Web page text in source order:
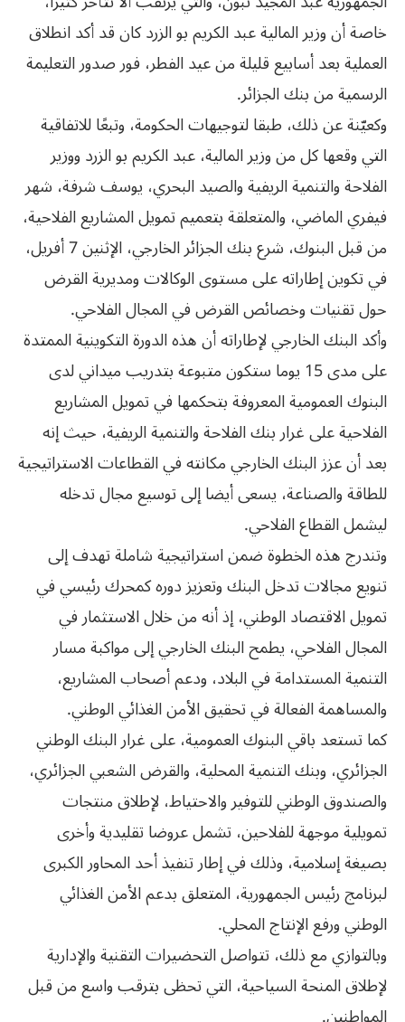
خاصة أن وزير المالية عبد الكريم بو الزرد كان قد أكد انطلاق
العملية بعد أسابيع قليلة من عيد الفطر، فور صدور التعليمة
الرسمية من بنك الجزائر.
وكعيّنة عن ذلك، طبقا لتوجيهات الحكومة، وتبعًا للاتفاقية
التي وقعها كل من وزير المالية، عبد الكريم بو الزرد ووزير
الفلاحة والتنمية الريفية والصيد البحري، يوسف شرفة، شهر
فيفري الماضي، والمتعلقة بتعميم تمويل المشاريع الفلاحية،
من قبل البنوك، شرع بنك الجزائر الخارجي، الإثنين 7 أفريل،
في تكوين إطاراته على مستوى الوكالات ومديرية القرض
حول تقنيات وخصائص القرض في المجال الفلاحي.
وأكد البنك الخارجي لإطاراته أن هذه الدورة التكوينية الممتدة
على مدى 15 يوما ستكون متبوعة بتدريب ميداني لدى
البنوك العمومية المعروفة بتحكمها في تمويل المشاريع
الفلاحية على غرار بنك الفلاحة والتنمية الريفية، حيث إنه
بعد أن عزز البنك الخارجي مكانته في القطاعات الاستراتيجية
للطاقة والصناعة، يسعى أيضا إلى توسيع مجال تدخله
ليشمل القطاع الفلاحي.
وتندرج هذه الخطوة ضمن استراتيجية شاملة تهدف إلى
تنويع مجالات تدخل البنك وتعزيز دوره كمحرك رئيسي في
تمويل الاقتصاد الوطني، إذ أنه من خلال الاستثمار في
المجال الفلاحي، يطمح البنك الخارجي إلى مواكبة مسار
التنمية المستدامة في البلاد، ودعم أصحاب المشاريع،
والمساهمة الفعالة في تحقيق الأمن الغذائي الوطني.
كما تستعد باقي البنوك العمومية، على غرار البنك الوطني
الجزائري، وبنك التنمية المحلية، والقرض الشعبي الجزائري،
والصندوق الوطني للتوفير والاحتياط، لإطلاق منتجات
تمويلية موجهة للفلاحين، تشمل عروضا تقليدية وأخرى
بصيغة إسلامية، وذلك في إطار تنفيذ أحد المحاور الكبرى
لبرنامج رئيس الجمهورية، المتعلق بدعم الأمن الغذائي
الوطني ورفع الإنتاج المحلي.
وبالتوازي مع ذلك، تتواصل التحضيرات التقنية والإدارية
لإطلاق المنحة السياحية، التي تحظى بترقب واسع من قبل